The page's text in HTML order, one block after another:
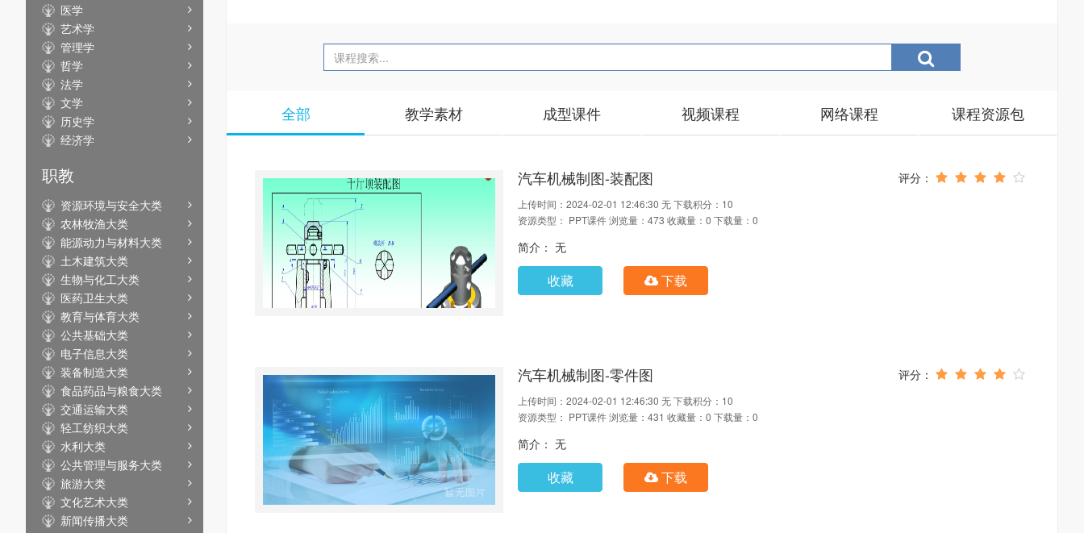
医学
艺术学
管理学
哲学
法学
文学
历史学
经济学
职教
资源环境与安全大类
农林牧渔大类
能源动力与材料大类
土木建筑大类
生物与化工大类
医药卫生大类
教育与体育大类
公共基础大类
电子信息大类
装备制造大类
食品药品与粮食大类
交通运输大类
轻工纺织大类
水利大类
公共管理与服务大类
旅游大类
文化艺术大类
新闻传播大类
全部 教学素材 成型课件 视频课程 网络课程 课程资源包
汽车机械制图-装配图
上传时间：2024-02-01 12:46:30 无下载积分：10
资源类型： PPT课件浏览量：473 收藏量：0 下载量：0
简介： 无
收藏 下载
汽车机械制图-零件图
上传时间：2024-02-01 12:46:30 无下载积分：10
资源类型： PPT课件浏览量：431 收藏量：0 下载量：0
简介： 无
收藏 下载